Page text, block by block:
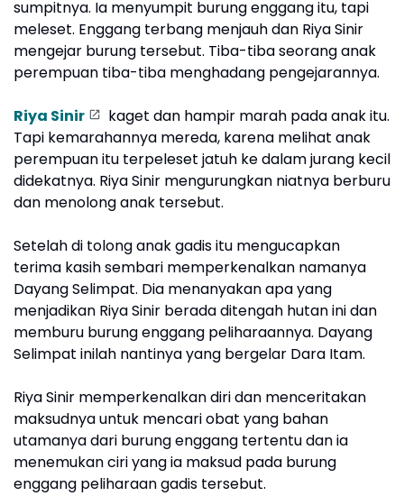
sumpitnya. Ia menyumpit burung enggang itu, tapi
meleset. Enggang terbang menjauh dan Riya Sinir
mengejar burung tersebut. Tiba-tiba seorang anak
perempuan tiba-tiba menghadang pengejarannya.
Riya Sinir
kaget dan hampir marah pada anak itu.
Tapi kemarahannya mereda, karena melihat anak
perempuan itu terpeleset jatuh ke dalam jurang kecil
didekatnya. Riya Sinir mengurungkan niatnya berburu
dan menolong anak tersebut.
Setelah di tolong anak gadis itu mengucapkan
terima kasih sembari memperkenalkan namanya
Dayang Selimpat. Dia menanyakan apa yang
menjadikan Riya Sinir berada ditengah hutan ini dan
memburu burung enggang peliharaannya. Dayang
Selimpat inilah nantinya yang bergelar Dara Itam.
Riya Sinir memperkenalkan diri dan menceritakan
maksudnya untuk mencari obat yang bahan
utamanya dari burung enggang tertentu dan ia
menemukan ciri yang ia maksud pada burung
enggang peliharaan gadis tersebut.